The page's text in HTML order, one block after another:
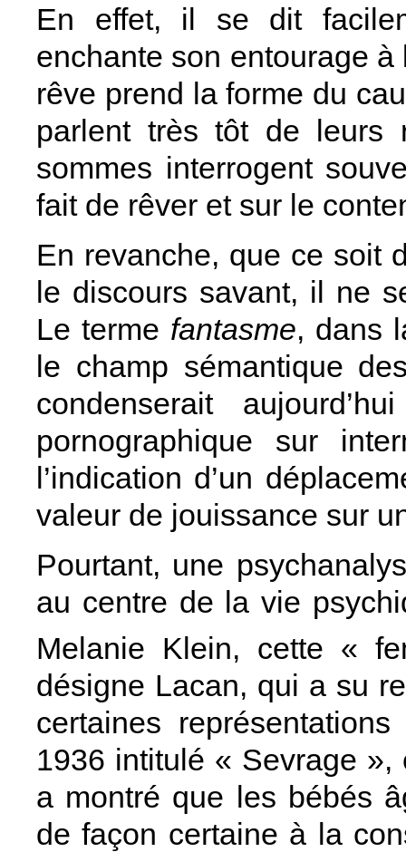
En effet, il se dit
enchante son entourage à
rêve prend la forme du
parlent très tôt de leurs
sommes interrogent
fait de rêver et sur le
En revanche, que ce soit
le discours savant, il ne
Le terme fantasme, dans
le champ sémantique
condenserait
pornographique sur
l’indication d’un
valeur de jouissance sur
Pourtant, une
au centre de la vie
Melanie Klein, cette «
désigne Lacan, qui a su
certaines
1936 intitulé « Sevrage
a montré que les bébés
de façon certaine à la